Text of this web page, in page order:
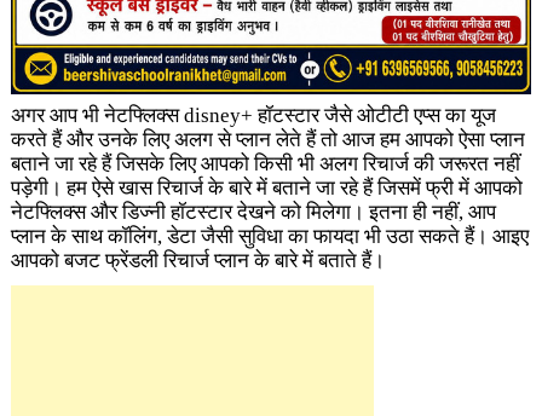
अगर आप भी नेटफ्लिक्स disney+ हॉटस्टार जैसे ओटीटी एप्स का यूज
करते हैं और उनके लिए अलग से प्लान लेते हैं तो आज हम आपको ऐसा प्लान
बताने जा रहे हैं जिसके लिए आपको किसी भी अलग रिचार्ज की जरूरत नहीं
पड़ेगी। हम ऐसे खास रिचार्ज के बारे में बताने जा रहे हैं जिसमें फ्री में आपको
नेटफ्लिक्स और डिज्नी हॉटस्टार देखने को मिलेगा। इतना ही नहीं, आप
प्लान के साथ कॉलिंग, डेटा जैसी सुविधा का फायदा भी उठा सकते हैं। आइए
आपको बजट फ्रेंडली रिचार्ज प्लान के बारे में बताते हैं।